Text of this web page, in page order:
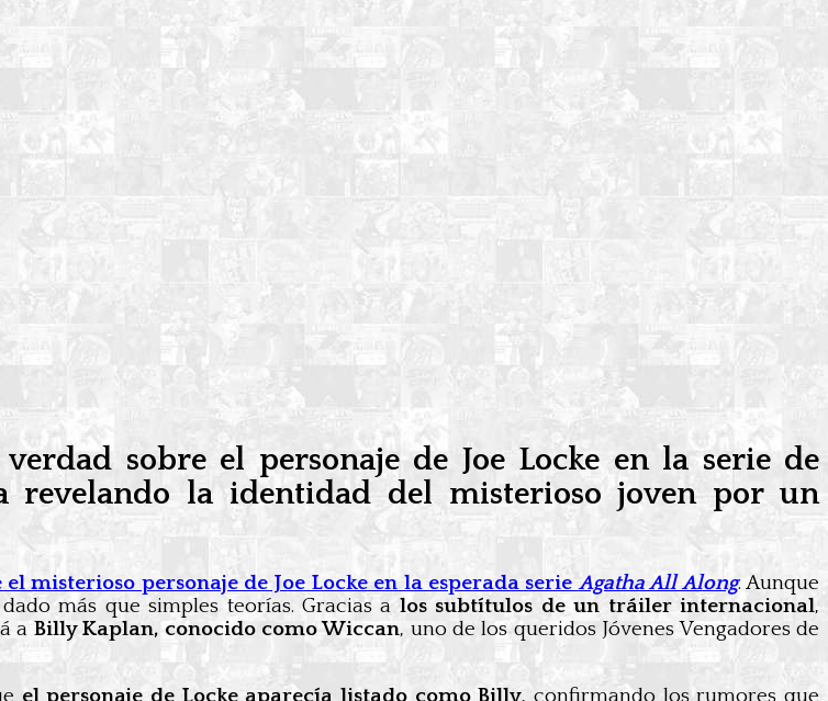
sobre el personaje de Joe Locke en la serie de
revelando la identidad del misterioso joven por un
misterioso personaje de Joe Locke en la esperada serieAgatha All Along. Aunque
más que simples teorías. Gracias a los subtítulos de un tráiler internacional,
a Billy Kaplan, conocido como Wiccan, uno de los queridos Jóvenes Vengadores de
el personaje de Locke aparecía listado como Billy, confirmando los rumores que